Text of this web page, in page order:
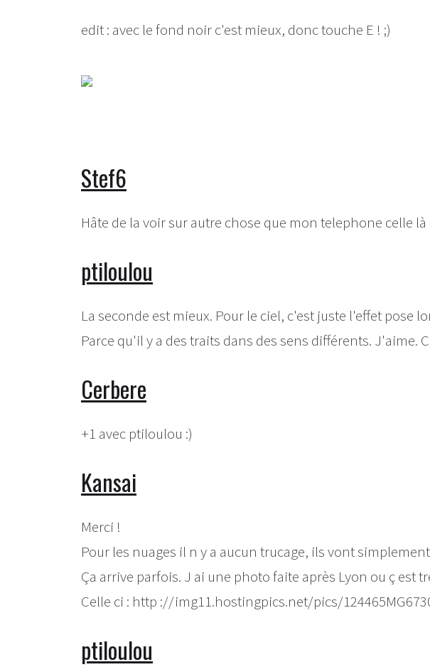
edit : avec le fond noir c'est mieux, donc touche E ! ;)
Stef6
Hâte de la voir sur autre chose que mon telephone celle là
ptiloulou
La seconde est mieux. Pour le ciel, c'est juste l'effet pose
Parce qu'il y a des traits dans des sens différents. J'aime.
Cerbere
+1 avec ptiloulou :)
Kansai
Merci !
Pour les nuages il n y a aucun trucage, ils vont
Ça arrive parfois. J ai une photo faite après Lyon ou ç est
Celle ci : http ://img11.hostingpics.net/pics/
ptiloulou